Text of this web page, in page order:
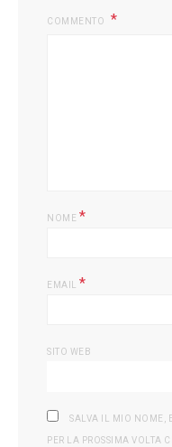
COMMENTO
NOME *
EMAIL *
SITO WEB
SALVA IL MIO NOME,
PER LA PROSSIMA VOLTA